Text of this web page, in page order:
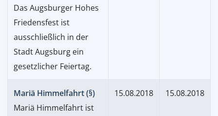
Das Augsburger Hohes
Friedensfest ist
ausschließlich in der
Stadt Augsburg ein
gesetzlicher Feiertag.
Mariä Himmelfahrt (§)
Mariä Himmelfahrt ist
15.08.2018 15.08.2018